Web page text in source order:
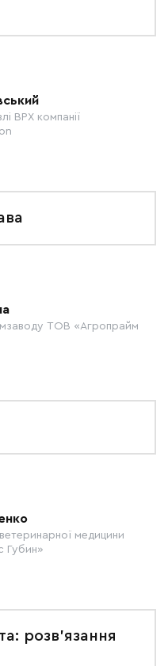
ВРХ компанії
ТОВ «Агропрайм
медицини
Губин»
розв’язання